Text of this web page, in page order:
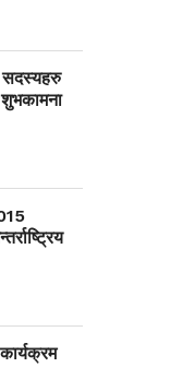
सदस्यहरु